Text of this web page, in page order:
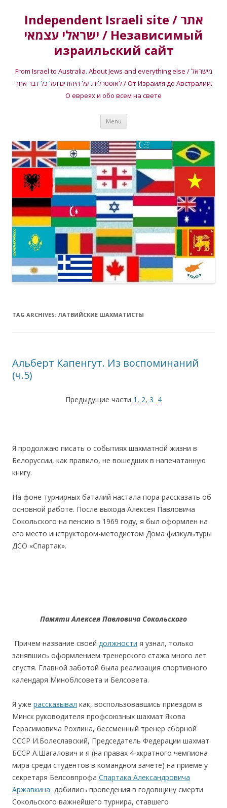
Independent Israeli site / אתר
ישראלי עצמאי / Независимый
израильский сайт
From Israel to Australia. About Jews and everything else / מישראל
לאוסטרליה. על היהודים ועל כל דבר אחר / От Израиля до Австралии.
О евреях и обо всем на свете
Menu Skip
content
TAG ARCHIVES: ЛАТВИЙСКИЕ ШАХМАТИСТЫ
Альберт Капенгут. Из воспоминаний
(ч.5)
Предыдущие части 1 , 2, 3 4
Я продолжаю писать о событиях шахматной жизни в
Белоруссии, как правило, не вошедших в напечатанную
книгу.
На фоне турнирных баталий настала пора рассказать об
основной работе. После выхода Алексея Павловича
Сокольского на пенсию в 1969 году, я был оформлен на
его место инструктором-методистом Дома физкультуры
ДСО «Спартак».
Памяти Алексея Павловича Сокольского
Причем название своей должности я узнал, только
занявшись оформлением тренерского стажа много лет
спустя. Главной заботой была реализация спортивного
календаря Миноблсовета и Белсовета.
Я уже рассказывал как, воспользовавшись приездом в
Минск руководителя профсоюзных шахмат Якова
Герасимовича Рохлина, бессменный тренер сборной
СССР И.Болеславский, Председатель Федерации шахмат
БССР А.Шагалович и я (на правах 4-хкратного чемпиона
мира среди студентов в командном зачете) на приеме у
секретаря Белсовпрофа Спартака Александровича
Аржавкина добились проведения в годовщину смерти
Сокольского важнейшего турнира, ставшего